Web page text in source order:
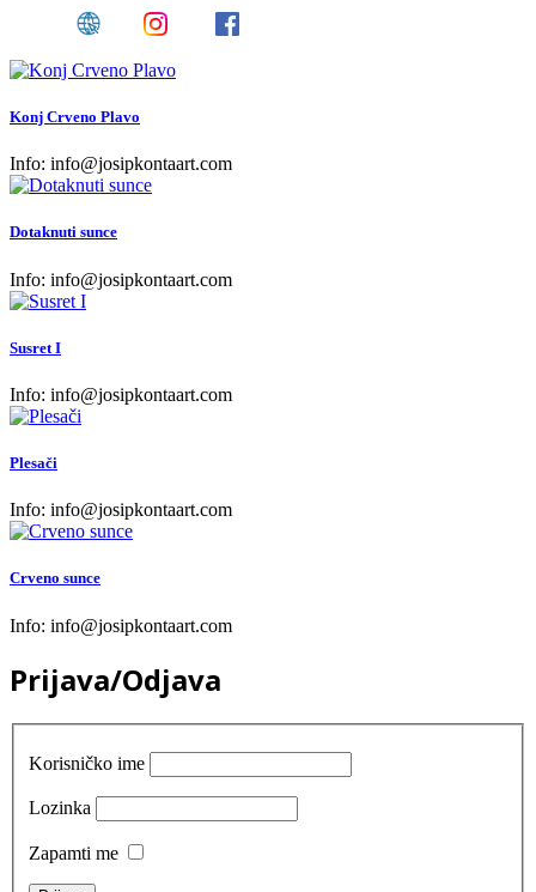
Konj Crveno Plavo
Info: info@josipkontaart.com
Dotaknuti sunce
Info: info@josipkontaart.com
Susret I
Info: info@josipkontaart.com
Plesači
Info: info@josipkontaart.com
Crveno sunce
Info: info@josipkontaart.com
Prijava/Odjava
Korisničko ime
Lozinka
Zapamti me